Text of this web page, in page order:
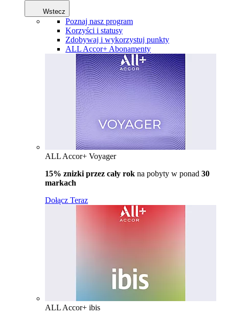
Wstecz
Poznaj nasz program
Korzyści i statusy
Zdobywaj i wykorzystuj punkty
ALL Accor+ Abonamenty
ALL Accor+ Voyager
15% znizki przez cały rok na pobyty w ponad 30
markach
Dołącz Teraz
ALL Accor+ ibis